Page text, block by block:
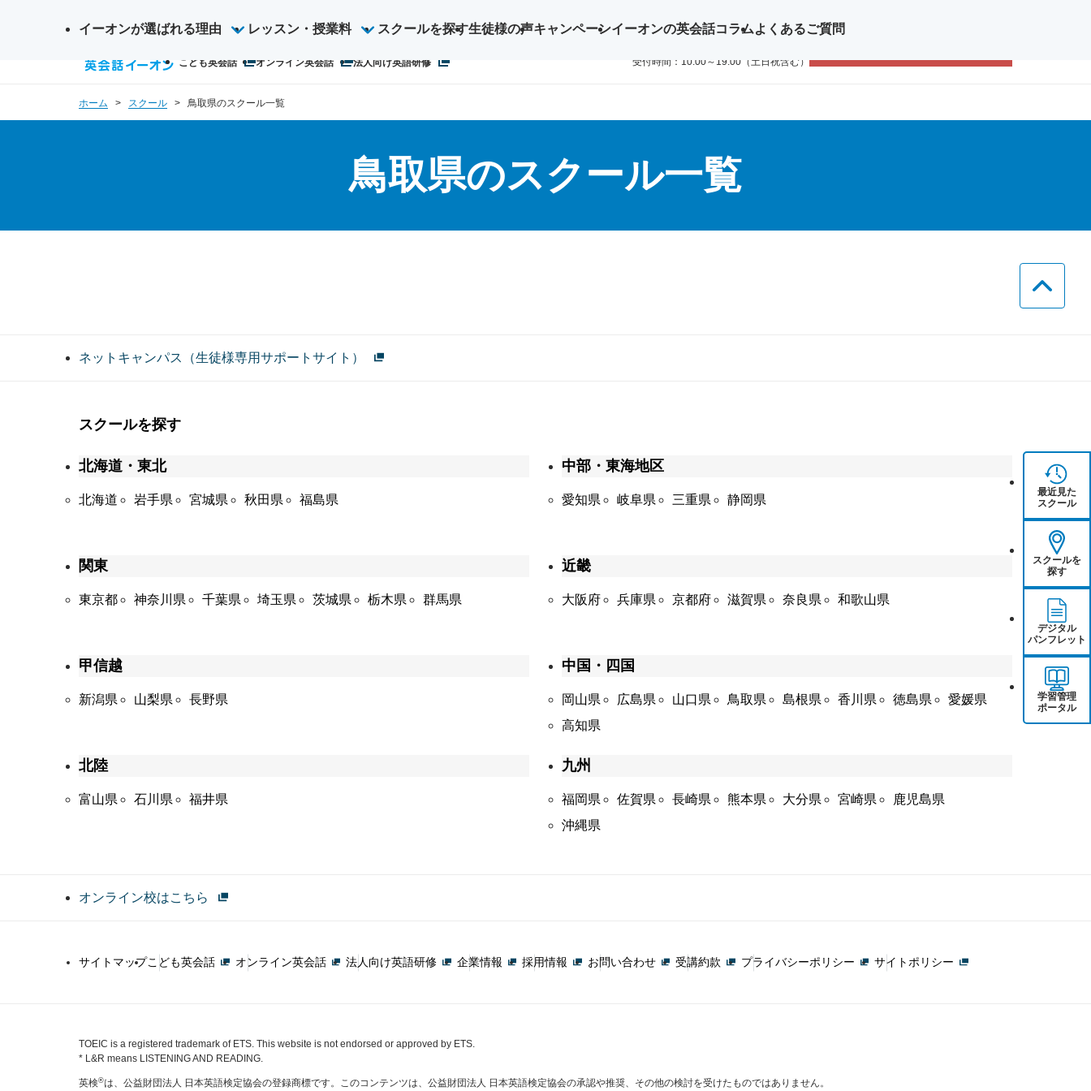
サ
ト
検
索
こども英会話 オンライン英会話 法人向け英語研修
ご予約・お問い合わせ
受付時間：10:00～19:00（土日祝含む）
イーオンが選ばれる理由 レッスン・授業料 スクールを探す生徒様の声キャンペーンイーオンの英会話コラムよくあるご質問
最近見た
スクール
スクールを
探す
デジタル
パンフレット
学習管理
ポータル
ホーム スクール 鳥取県のスクール一覧
鳥取県のスクール一覧
ネットキャンパス（生徒様専用サポートサイト）
スクールを探す
北海道・東北
北海道 岩手県 宮城県 秋田県 福島県
関東
東京都 神奈川県 千葉県 埼玉県 茨城県 栃木県 群馬県
甲信越
新潟県 山梨県 長野県
北陸
富山県 石川県 福井県
中部・東海地区
愛知県 岐阜県 三重県 静岡県
近畿
大阪府 兵庫県 京都府 滋賀県 奈良県 和歌山県
中国・四国
岡山県 広島県 山口県 鳥取県 島根県 香川県 徳島県
愛媛県
高知県
九州
福岡県 佐賀県 長崎県 熊本県 大分県 宮崎県
鹿児島県
沖縄県
オンライン校はこちら
サイトマップこども英会話 オンライン英会話 法人向け英語研修 企業情報 採用情報 お問い合わせ 受講約款 プライバシーポリシー サイトポリシー
TOEIC is a registered trademark of ETS. This website is not endorsed or approved by ETS.
* L&R means LISTENING AND READING.
英検®は、公益財団法人 日本英語検定協会の登録商標です。このコンテンツは、公益財団法人 日本英語検定協会の承認や推奨、その他の検討を受けたものではありません。